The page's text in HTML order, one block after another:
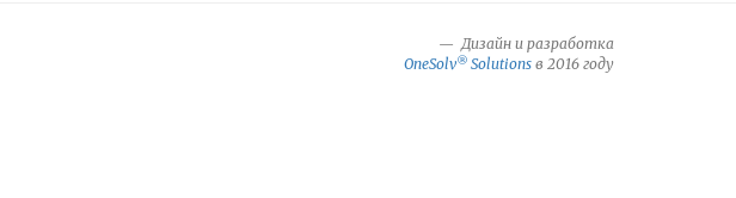
Дизайн и разработка
OneSolv® Solutions в 2016 году